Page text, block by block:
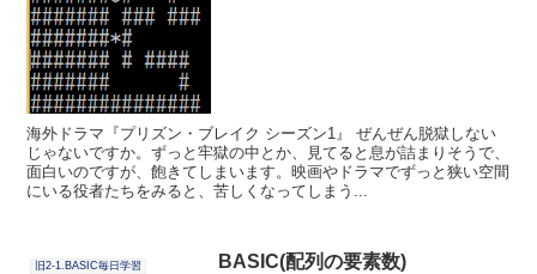
海外ドラマ『プリズン・ブレイク シーズン1』 ぜんぜん脱獄しない
じゃないですか。ずっと牢獄の中とか、見てると息が詰まりそうで、
面白いのですが、飽きてしまいます。映画やドラマでずっと狭い空間
にいる役者たちをみると、苦しくなってしまう...
旧2-1.BASIC毎日学習 BASIC(配列の要素数)